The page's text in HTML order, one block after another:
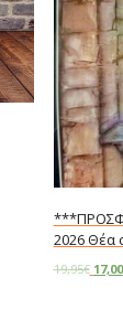
2026
19,95€ 17,00